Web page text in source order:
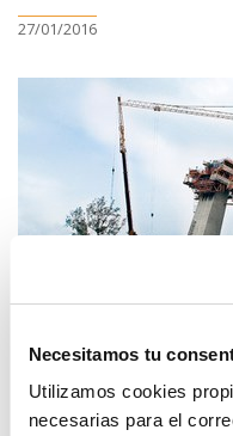
Necesitamos tu
Utilizamos cookies
necesarias para el
27/01/2016
Puente Estaiada,